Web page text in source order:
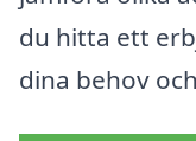
du hitta ett
dina behov